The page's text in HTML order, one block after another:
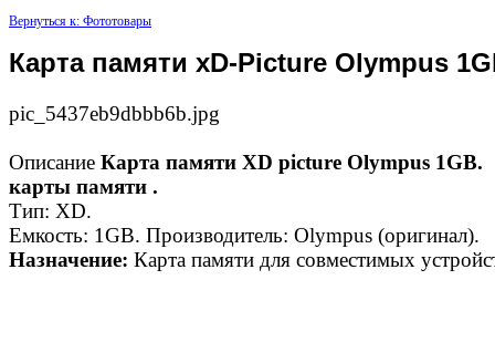
Вернуться к: Фототовары
Карта памяти xD-Picture Olympus
pic_5437eb9dbbb6b.jpg
Описание Карта памяти XD picture Olympus 1GB.
карты памяти .
Тип: XD.
Емкость: 1GB. Производитель: Olympus (оригинал).
Назначение: Карта памяти для совместимых